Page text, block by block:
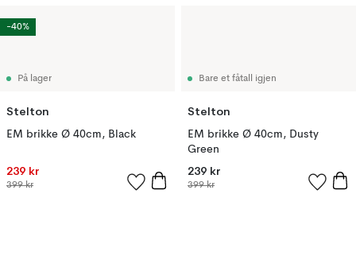
På lager
Stelton
EM brikke Ø 40cm, Black
239 kr
399 kr
-40%
Bare et fåtall igjen
Stelton
EM brikke Ø 40cm, Dusty
Green
239 kr
399 kr